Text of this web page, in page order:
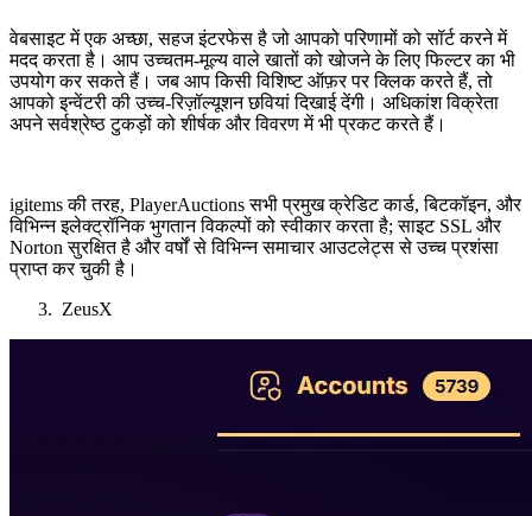
वेबसाइट में एक अच्छा, सहज इंटरफेस है जो आपको परिणामों को सॉर्ट करने में
मदद करता है। आप उच्चतम-मूल्य वाले खातों को खोजने के लिए फिल्टर का भी
उपयोग कर सकते हैं। जब आप किसी विशिष्ट ऑफ़र पर क्लिक करते हैं, तो
आपको इन्वेंटरी की उच्च-रिज़ॉल्यूशन छवियां दिखाई देंगी। अधिकांश विक्रेता
अपने सर्वश्रेष्ठ टुकड़ों को शीर्षक और विवरण में भी प्रकट करते हैं।
igitems की तरह, PlayerAuctions सभी प्रमुख क्रेडिट कार्ड, बिटकॉइन, और
विभिन्न इलेक्ट्रॉनिक भुगतान विकल्पों को स्वीकार करता है; साइट SSL और
Norton सुरक्षित है और वर्षों से विभिन्न समाचार आउटलेट्स से उच्च प्रशंसा
प्राप्त कर चुकी है।
ZeusX